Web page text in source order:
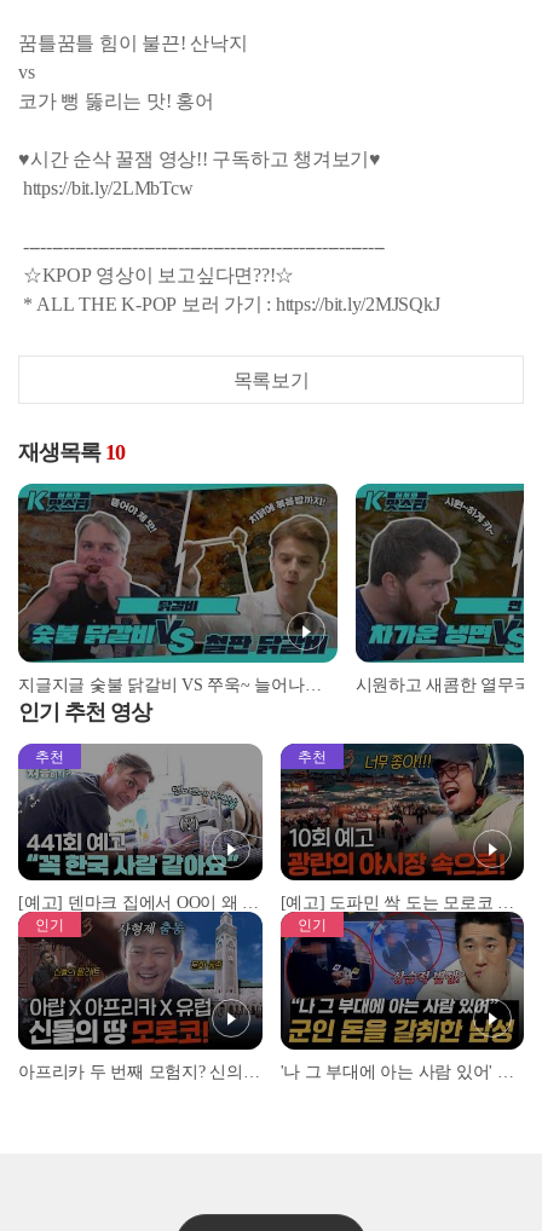
꿈틀꿈틀 힘이 불끈! 산낙지
vs
코가 뻥 뚫리는 맛! 홍어
♥시간 순삭 꿀잼 영상!! 구독하고 챙겨보기♥
https://bit.ly/2LMbTcw
---------------------------------------------------------------
☆KPOP 영상이 보고싶다면??!☆
* ALL THE K-POP 보러 가기 : https://bit.ly/2MJSQkJ
목록보기
재생목록 10
지글지글 숯불 닭갈비 VS 쭈욱~ 늘어나는 환상적인 치즈 닭갈비 l #어서와K맛스타 l #어서와한국은처음이지
인기 추천 영상
추천
[예고] 덴마크 집에서 OO이 왜 나와...? 이상할 정도로 한국을 사랑하는 우리 형을 제보합니다!
추천
[예고] 도파민 싹 도는 모로코 야시장 투어!
인기 인기